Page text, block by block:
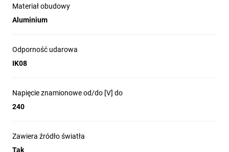
Materiał obudowy
Aluminium
Odporność udarowa
IK08
Napięcie znamionowe od/do [V] do
240
Zawiera źródło światła
Tak